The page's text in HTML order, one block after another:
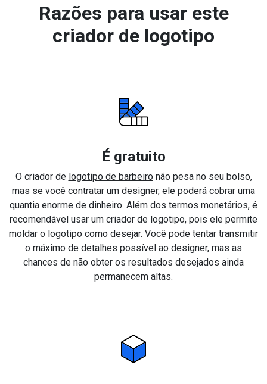
Razões para usar este
criador de logotipo
É gratuito
O criador de logotipo de barbeironão pesa no seu bolso,
mas se você contratar um designer, ele poderá cobrar uma
quantia enorme de dinheiro. Além dos termos monetários, é
recomendável usar um criador de logotipo, pois ele permite
moldar o logotipo como desejar. Você pode tentar transmitir
o máximo de detalhes possível ao designer, mas as
chances de não obter os resultados desejados ainda
permanecem altas.